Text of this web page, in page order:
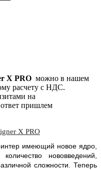
X PRO можно в нашем
расчету с НДС.
на
пришлем
X PRO
имеющий новое ядро,
нововведений,
сложности. Теперь